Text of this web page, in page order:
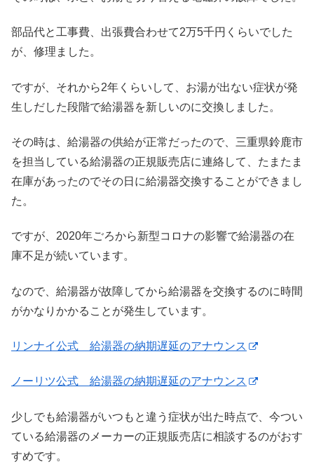
部品代と工事費、出張費合わせて2万5千円くらいでした
が、修理ました。
ですが、それから2年くらいして、お湯が出ない症状が発
生しだした段階で給湯器を新しいのに交換しました。
その時は、給湯器の供給が正常だったので、三重県鈴鹿市
を担当している給湯器の正規販売店に連絡して、たまたま
在庫があったのでその日に給湯器交換することができまし
た。
ですが、2020年ごろから新型コロナの影響で給湯器の在
庫不足が続いています。
なので、給湯器が故障してから給湯器を交換するのに時間
がかなりかかることが発生しています。
リンナイ公式 給湯器の納期遅延のアナウンス
ノーリツ公式 給湯器の納期遅延のアナウンス
少しでも給湯器がいつもと違う症状が出た時点で、今つい
ている給湯器のメーカーの正規販売店に相談するのがおす
すめです。